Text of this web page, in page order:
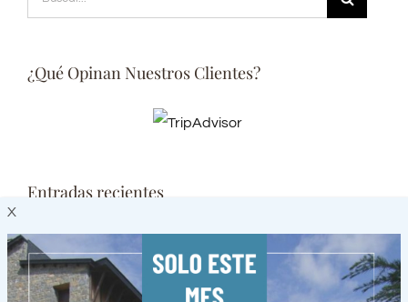
¿Qué Opinan Nuestros Clientes?
Entradas recientes
Cuatro pueblos con encanto del Pirineo
X